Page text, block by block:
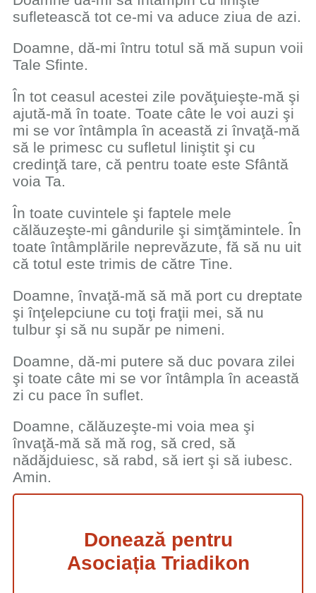
sufletească tot ce-mi va aduce ziua de azi.
Doamne, dă-mi întru totul să mă supun voii
Tale Sfinte.
În tot ceasul acestei zile povăţuieşte-mă şi
ajută-mă în toate. Toate câte le voi auzi şi
mi se vor întâmpla în această zi învaţă-mă
să le primesc cu sufletul liniştit şi cu
credinţă tare, că pentru toate este Sfântă
voia Ta.
În toate cuvintele şi faptele mele
călăuzeşte-mi gândurile şi simţămintele. În
toate întâmplările neprevăzute, fă să nu uit
că totul este trimis de către Tine.
Doamne, învaţă-mă să mă port cu dreptate
şi înţelepciune cu toţi fraţii mei, să nu
tulbur şi să nu supăr pe nimeni.
Doamne, dă-mi putere să duc povara zilei
şi toate câte mi se vor întâmpla în această
zi cu pace în suflet.
Doamne, călăuzeşte-mi voia mea şi
învaţă-mă să mă rog, să cred, să
nădăjduiesc, să rabd, să iert şi să iubesc.
Amin.
Donează pentru
Asociația Triadikon